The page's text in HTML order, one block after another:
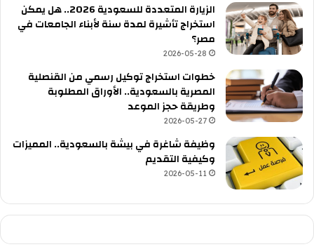
الزيارة المتعددة للسعودية 2026.. هل يمكن
استخراج تأشيرة لمدة سنة لأبناء الجامعات في
مصر؟
2026-05-28
خطوات استخراج توكيل رسمي من القنصلية
المصرية بالسعودية.. الأوراق المطلوبة
وطريقة حجز الموعد
2026-05-27
وظيفة شاغرة في بيشة بالسعودية.. المميزات
وكيفية التقديم
2026-05-11